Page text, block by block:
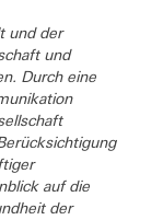
und der
und
Durch eine
auf die
der